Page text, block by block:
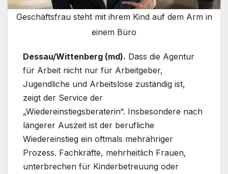
Geschäftsfrau steht mit ihrem Kind auf dem Arm in
einem Büro
Dessau/Wittenberg (md). Dass die Agentur
für Arbeit nicht nur für Arbeitgeber,
Jugendliche und Arbeitslose zuständig ist,
zeigt der Service der
„Wiedereinstiegsberaterin“. Insbesondere nach
längerer Auszeit ist der berufliche
Wiedereinstieg ein oftmals mehrähriger
Prozess. Fachkräfte, mehrheitlich Frauen,
unterbrechen für Kinderbetreuung oder